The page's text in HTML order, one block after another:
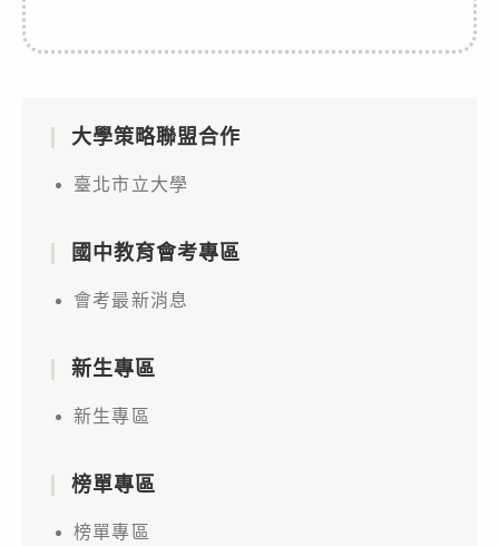
大學策略聯盟合作
臺北市立大學
國中教育會考專區
會考最新消息
新生專區
新生專區
榜單專區
榜單專區